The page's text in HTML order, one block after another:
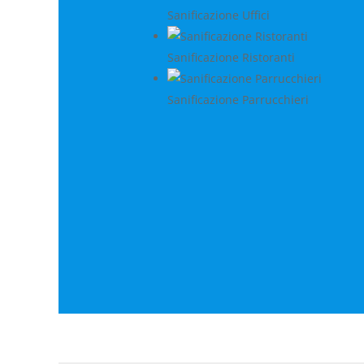
Sanificazione Uffici
Sanificazione Ristoranti
Sanificazione Parrucchieri